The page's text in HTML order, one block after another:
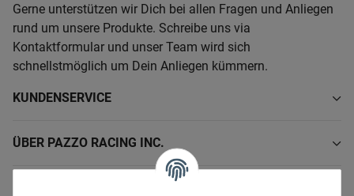
Gerne unterstützen wir Dich bei allen Fragen und Anliegen
rund um unsere Produkte. Schreibe uns via
Kontaktformular und unser Team wird sich
schnellstmöglich um Dein Anliegen kümmern.
KUNDENSERVICE
ÜBER PAZZO RACING INC.